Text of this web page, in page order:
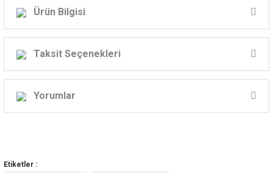
Ürün Bilgisi
SEA LAND POMPA ÇEŞİTLERİ
(BÜTÜN MODELLER)
Taksit Seçenekleri
Yorumlar
Etiketler :